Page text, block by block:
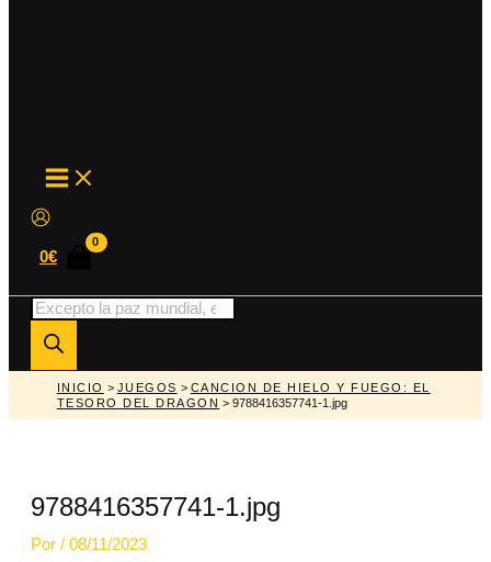
MAIN
MENU
0€
Búsqueda
de
productos
INICIO > JUEGOS > CANCION DE HIELO Y FUEGO: EL
TESORO DEL DRAGON > 9788416357741-1.jpg
9788416357741-1.jpg
Por / 08/11/2023